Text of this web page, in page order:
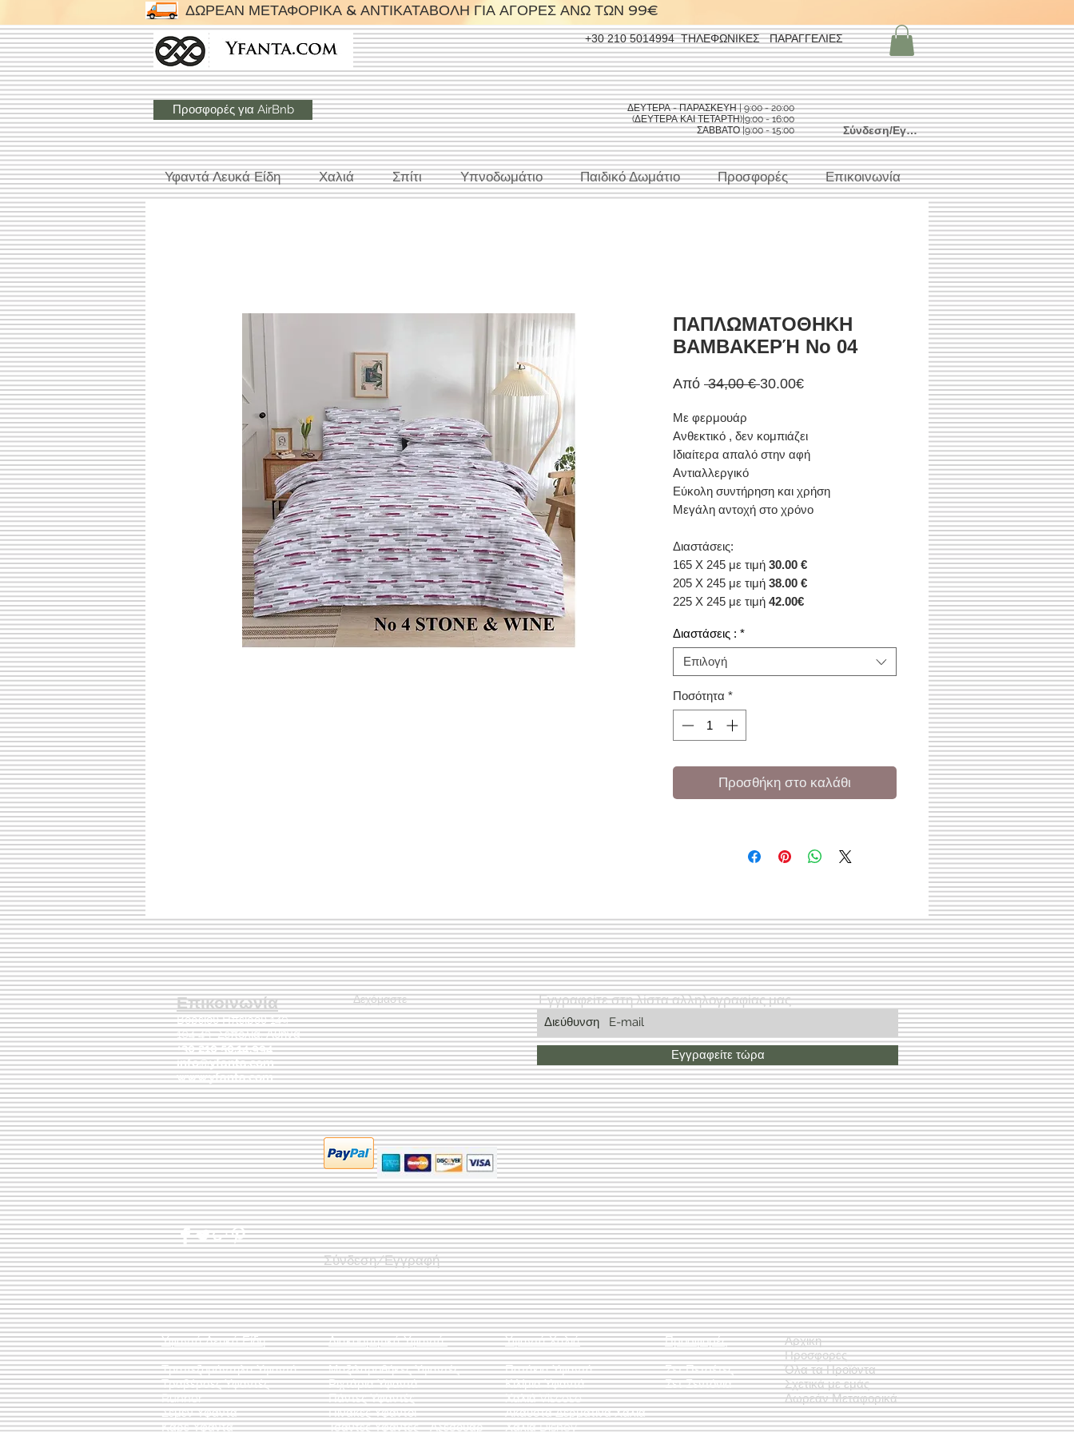
ΔΩΡΕΑΝ ΜΕΤΑΦΟΡΙΚΑ & ΑΝΤΙΚΑΤΑΒΟΛΗ ΓΙΑ ΑΓΟΡΕΣ ΑΝΩ ΤΩΝ 99€
+30 210 5014994 ΤΗΛΕΦΩΝΙΚΕΣ ΠΑΡΑΓΓΕΛΙΕΣ
Προσφορές για AirBnb
ΔΕΥΤΕΡΑ - ΠΑΡΑΣΚΕΥΗ | 9:00 - 20:00
(ΔΕΥΤΕΡΑ ΚΑΙ ΤΕΤΑΡΤΗ)|9:00 - 16:00
ΣΑΒΒΑΤΟ |9:00 - 15:00
Σύνδεση/Εγγραφή
Υφαντά Λευκά Είδη Χαλιά Σπίτι Υπνοδωμάτιο Παιδικό Δωμάτιο Προσφορές Επικοινωνία
ΠΑΠΛΩΜΑΤΟΘΗΚΗ
ΒΑΜΒΑΚΕΡΉ No 04
Από 34,00 € Κανονική
30.00€Τιμή
Με φερμουάρ
Ανθεκτικό , δεν κομπιάζει
Ιδιαίτερα απαλό στην αφή
Αντιαλλεργικό
Εύκολη συντήρηση και χρήση
Μεγάλη αντοχή στο χρόνο
Διαστάσεις:
165 Χ 245 με τιμή 30.00 €
205 Χ 245 με τιμή 38.00 €
225 Χ 245 με τιμή 42.00€
Διαστάσεις : *
Επιλογή
Ποσότητα *
Προσθήκη στο καλάθι
Επικοινωνία
Βορείου Ηπείρου 149
104 43Σεπόλια,Αθήνα
+30 210 50.14.994
info@yfanta.com
www.yfanta.com
Δεχόμαστε Εγγραφείτε στη λίστα αλληλογραφίας μας
Εγγραφείτε τώρα
Σύνδεση/Εγγραφή
Διακοσμητικά Υφαντά
Μαξιλαροθήκες Υφαντές
Ριχτάρια Υφαντά
Πάντες Υφαντές
Πίνακες Υφαντοί
Τσάντες Υφαντές - Αξεσουάρ
Υφαντά Λευκά Είδη
Τραπεζομάντηλα Υφαντά
Τραβέρσες Υφαντές
Runner
Σεμέν Υφαντά
Καρέ Υφαντά
Προσφορές
Σετ Πετσέτες
Σετ Σεντόνια
Αρχική
Προσφορές
Όλα τα Προϊόντα
Σχετικά με εμάς
Δωρεάν Μεταφορικά
Υφαντά Χαλιά
Πατάκια Υφαντά
Κιλίμια Υφαντά
Χαλιά Viscose
Άκαυστα Δερμάτινα Χαλιά
Χαλιά Disney